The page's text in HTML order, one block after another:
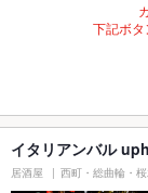
下記ボタ
イタリアンバル
居酒屋 西町・総曲輪・